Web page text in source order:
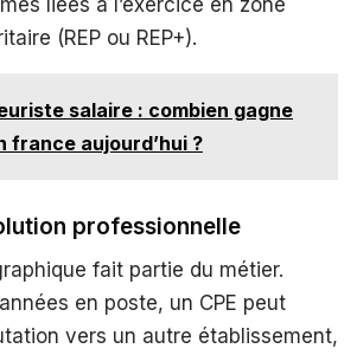
(REP ou REP+).
salaire : combien gagne
france aujourd’hui ?
professionnelle
fait partie du métier.
en poste, un CPE peut
vers un autre établissement,